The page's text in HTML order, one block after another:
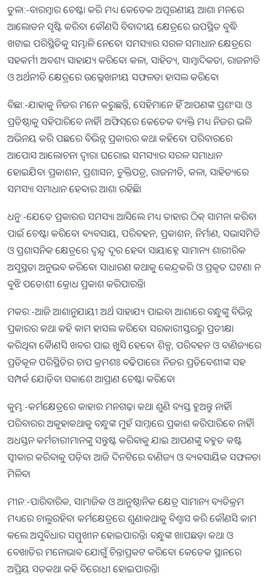
ତୁଳା:-ବାରମ୍ବାର ଚେଷ୍ଟା କରି ମଧ୍ୟ କେତେକ ଅପୂରଣୀୟ ଆଶା ମନରେ
ଆଲୋଡନ ସୃଷ୍ଟି କରିବ। କୌଣସି ବିବାଦୀୟ କ୍ଷେତ୍ରରେ ଉପସ୍ଥିତ ବୁଦ୍ଧି
ଖଟାଇ ପରିସ୍ଥିତିକୁ ସମ୍ଭାଳି ନେବେ। ସମସ୍ୟାର ସରଳ ସମାଧାନ କ୍ଷେତ୍ରରେ
ସହକର୍ମୀ ଅବଶ୍ୟ ସାହାଯ୍ୟ କରିବେ। କଳା, ସାହିତ୍ୟ, ସାମ୍ବାଦିକତା, ରାଜନୀତି
ଓ ଅର୍ଥନୀତି କ୍ଷେତ୍ରରେ ଉଲ୍ଲେଖନୀୟ ସଫଳତା ହାସଲ କରିବେ।
ବିଛା:-ଯାହାକୁ ନିଜର ମନେ କରୁଛନ୍ତି, ସେହିମାନେ ହିଁ ଆପଣଙ୍କ ପ୍ରଶଂସା ଓ
ପ୍ରତିଷ୍ଠାକୁ ସହିପାରିବେ ନାହିଁ। ଅଫିସ୍‌ରେ କେତେକ ବ୍ୟକ୍ତି ମଧ୍ୟ ନିଜର ଭଳି
ଅଭିନୟ କରି ପଛରେ ବିଭିନ୍ନ ପ୍ରକାରର କଥା କହିବେ। ପରିବାରରେ
ଆପୋସ ଆଲୋଚନା ଦ୍ୱାରା ଘରୋଇ ସମସ୍ୟାର ସରଳ ସମାଧାନ
ହୋଇଯିବ। ପ୍ରକାଶନ, ପ୍ରଶାସନ, ଚୁକ୍ତିପତ୍ର, ରାଜନୀତି, କଳା, ସାହିତ୍ୟରେ
ସମସ୍ୟା ସମାଧାନ ହେବାର ଆଶା ରହିଛି।
ଧନୁ:-ଯେତେ ପ୍ରକାରର ସମସ୍ୟା ଆସିଲେ ମଧ୍ୟ ତାହାର ଠିକ୍‌ ସାମନା କରିବା
ପାଇଁ ଚେଷ୍ଟା କରିବେ। ବ୍ୟବସାୟ, ପରିବହନ, ପ୍ରକାଶନ, ନିର୍ମାଣ, ସଭାସମିତି
ଓ ପ୍ରଶାସନିକ କ୍ଷେତ୍ରରେ ଦ୍ୱନ୍ଦ୍ୱ ଦୂର ହେବ। ସାୟାହ୍ନେ ସାମାନ୍ୟ ଶାରୀରିକ
ଅସୁସ୍ଥତା ଅନୁଭବ କରିବେ। ସାଧାରଣ କଥାକୁ କେନ୍ଦ୍ରକରି ଓ ପ୍ରକୃତ ଘଟଣା ନ
ବୁଝି ପଡୋଶୀ କ୍ରୋଧ ପ୍ରକାଶ କରିପାରନ୍ତି।
ମକର:-ଆଜି ଆଶାନୁଯାୟୀ ଅର୍ଥ ସାହାଯ୍ୟ ପାଇବା ଆଶାରେ ବନ୍ଧୁଙ୍କୁ ବିଭିନ୍ନ
ପ୍ରକାରର କଥା କହି କାମ ହାସଲ କରିବେ। ସରକାରୀସ୍ତରରୁ ପ୍ରତୀକ୍ଷା
କରିଥିବା କାୈଣସି ଖବର ପାଇ ଖୁସି ହେବେ। ଶିଳ୍ପ, ପରିବହନ ଓ ବାଣିଜ୍ୟରେ
ପ୍ରତିକୂଳ ପରିସ୍ଥିତିର ଚାପ କ୍ରମଶଃ ବଢିପାରେ। ନିଜର ପ୍ରତିବେଶୀଙ୍କ ସହ
ସମ୍ପର୍କ ଯୋଡ଼ିବା ସକାଶେ ଆପ୍ରାଣ ଚେଷ୍ଟା କରିବେ।
କୁମ୍ଭ:-କର୍ମକ୍ଷେତ୍ରରେ କାହାର ମନଗଢ଼ା କଥା ଶୁଣି ବ୍ୟସ୍ତ ହୁଅନ୍ତୁ ନାହିଁ।
ପରିବାରର ଅକୁହାକଥାକୁ ବନ୍ଧୁଙ୍କ ମୁହଁ ସାମ୍ନାରେ ପ୍ରକାଶ କରିପାରିବେ ନାହିଁ।
ଅଧସ୍ତନ କର୍ମଚାରୀମାନଙ୍କୁ ସନ୍ତୁଷ୍ଟ କରିବାକୁ ଯାଇ ଆପଣଙ୍କୁ ବହୁତ କଷ୍ଟ
ସ୍ବୀକାର କରିବାକୁ ପଡ଼ିବ। ଆଜି ଦିନଟିରେ ବାଣିଜ୍ୟ ଓ ବ୍ୟବସାୟିକ ସଫଳତା
ମିଳିବ।
ମୀନ:-ପାରିବାରିକ, ସାମାଜିକ ଓ ଆନୁଷ୍ଠାନିକ କ୍ଷେତ୍ର ସାମାନ୍ୟ ବ୍ୟତିକ୍ରମ
ମଧ୍ୟରେ ଚାଲୁରହିବ। କର୍ମକ୍ଷେତ୍ରରେ ଶୁଣାକଥାକୁ ବିଶ୍ୱାସ କରି କୌଣସି କାମ
କଲେ ଅସୁବିଧାର ସମ୍ମୁଖୀନ ହୋଇପାରନ୍ତି। ବନ୍ଧୁଙ୍କ ଖାପଛଡ଼ା କଥା ଓ
ବେଖାତିର ମନୋଭାବ ଯୋଗୁଁ ଚିନ୍ତାପ୍ରକଟ କରିବେ। କେତେକ ସ୍ଥାନରେ
ଅପ୍ରିୟ ସତକଥା କହି ବିରୋଧୀ ହୋଇପାରନ୍ତି।